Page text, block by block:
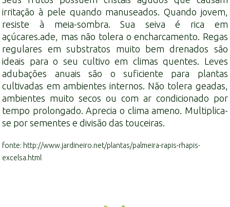
irritação à pele quando manuseados. Quando jovem,
resiste à meia-sombra. Sua seiva é rica em
açúcares.ade, mas não tolera o encharcamento. Regas
regulares em substratos muito bem drenados são
ideais para o seu cultivo em climas quentes. Leves
adubações anuais são o suficiente para plantas
cultivadas em ambientes internos. Não tolera geadas,
ambientes muito secos ou com ar condicionado por
tempo prolongado. Aprecia o clima ameno. Multiplica-
se por sementes e divisão das touceiras.
fonte: http://www.jardineiro.net/plantas/palmeira-rapis-rhapis-
excelsa.html